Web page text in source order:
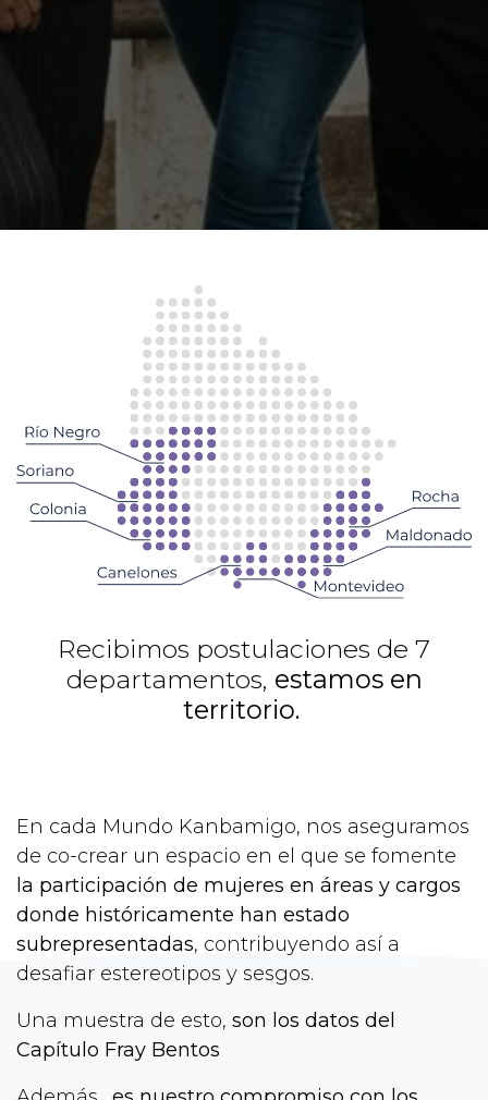
Recibimos postulaciones de 7
departamentos, estamos en
territorio.
En cada Mundo Kanbamigo, nos aseguramos
de co-crear un espacio en el que se fomente
la participación de mujeres en áreas y cargos
donde históricamente han estado
subrepresentadas, contribuyendo así a
desafiar estereotipos y sesgos.
Una muestra de esto, son los datos del
Capítulo Fray Bentos